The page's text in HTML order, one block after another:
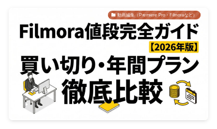
動画編集（Premiere Pro・Filmoraなど）